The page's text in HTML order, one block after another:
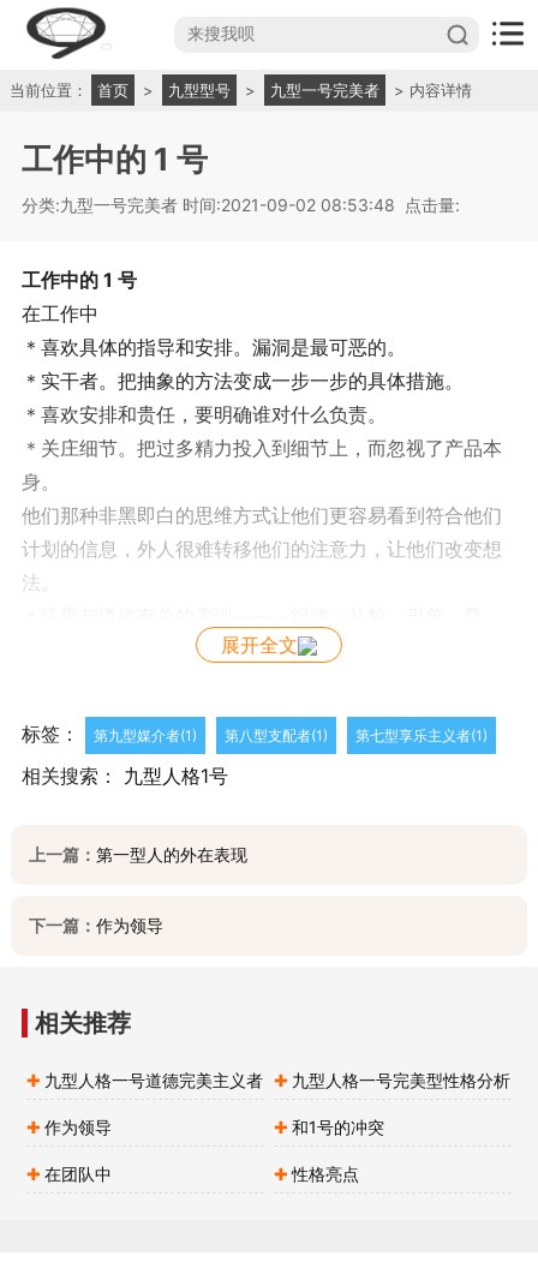
当前位置： 首页 > 九型型号 > 九型一号完美者 > 内容详情
工作中的 1 号
分类:九型一号完美者 时间:2021-09-02 08:53:48 点击量:
工作中的 1 号
在工作中
＊喜欢具体的指导和安排。漏洞是最可恶的。
＊实干者。把抽象的方法变成一步一步的具体措施。
＊喜欢安排和贵任，要明确谁对什么负责。
＊关庄细节。把过多精力投入到细节上，而忽视了产品本
身。
他们那种非黑即白的思维方式让他们更容易看到符合他们
计划的信息，外人很难转移他们的注意力，让他们改变想
法。
相互之间的关系。
＊能够庄意到工作中的关键问题，但是很难及时给出一个
全面的解决方案。总是担心有太多的错误存在。
级关系。
＊专庄于工作是为了自己。快乐来自于出色完成的工作。
就做。如果他们不做，我也不做。”
是在做“正确的事情”，就会出手帮助；如果他们是错误的，
就会置之不理。
＊认力付出就该有所收获。“我应该受到尊敬和特殊对待，
因为我为这个 世界做出了贡献。”
展开全文
标签： 第九型媒介者(1) 第八型支配者(1) 第七型享乐主义者(1)
相关搜索： 九型人格1号
上一篇： 第一型人的外在表现
下一篇： 作为领导
相关推荐
九型人格一号道德完美主义者
九型人格一号完美型性格分析
解读
作为领导 和1号的冲突
在团队中 性格亮点